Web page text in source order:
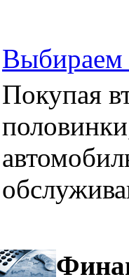
Выбираем
Покупая